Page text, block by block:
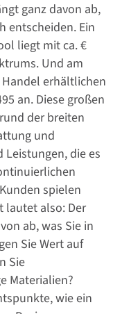
ganz davon ab,
entscheiden. Ein
liegt mit ca. €
Und am
erhältlichen
an. Diese großen
der breiten
und
Leistungen, die es
spielen
lautet also: Der
ab, was Sie in
Sie Wert auf
Sie
Materialien?
wie ein